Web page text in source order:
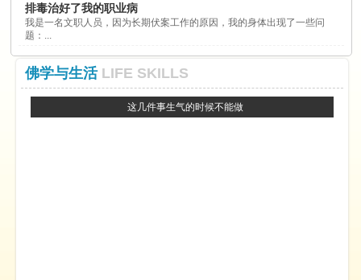
排毒治好了我的职业病
我是一名文职人员，因为长期伏案工作的原因，我的身体出现了一些问
题：...
佛学与生活LIFE SKILLS
这几件事生气的时候不能做